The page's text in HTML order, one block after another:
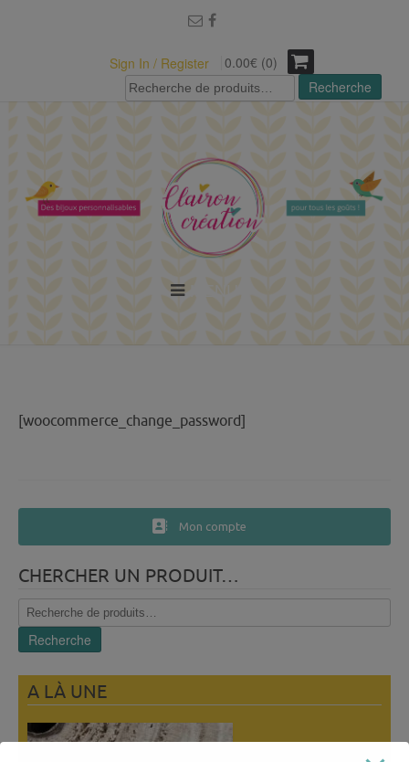
Sign In / Register
0.00€ (0)
Recherche
pour :
Recherche
[woocommerce_change_password]
Mon compte
CHERCHER UN PRODUIT…
Recherche
pour :
Recherche
A LÀ UNE